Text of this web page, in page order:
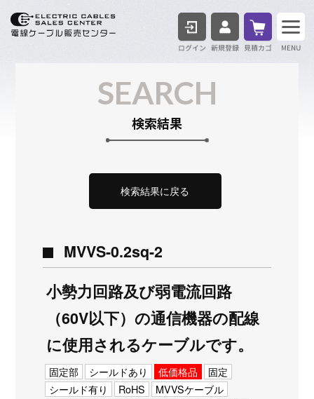
ログイン 見積
SEARCH
検索結果
検索結果に戻る
MVVS-0.2sq-2
小勢力回路及び弱電流回路
（60V以下）の通信機器の配線
に使用されるケーブルです。
固定部 シールドあり 低価格品
固定
シールド有り
RoHS
MVVSケーブル